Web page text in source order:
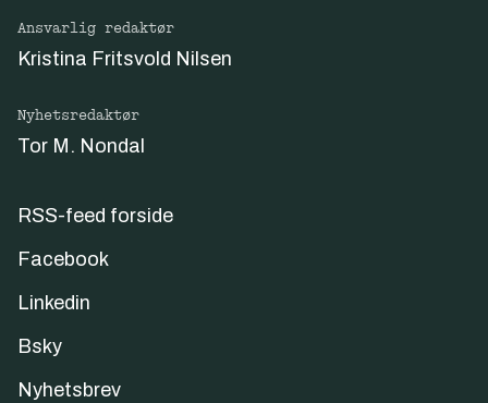
Ansvarlig redaktør
Kristina Fritsvold Nilsen
Nyhetsredaktør
Tor M. Nondal
RSS-feed forside
Facebook
Linkedin
Bsky
Nyhetsbrev